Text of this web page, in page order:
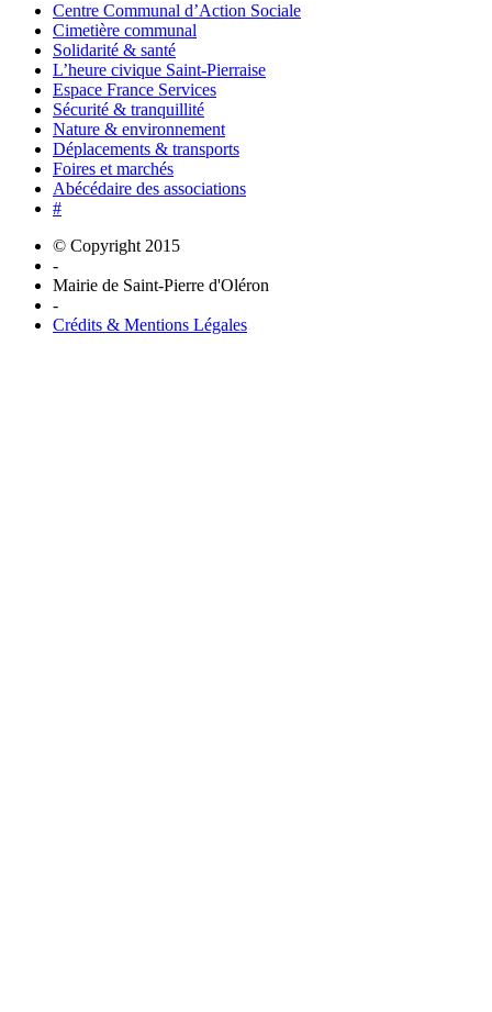
Centre Communal d’Action Sociale
Cimetière communal
Solidarité & santé
L’heure civique Saint-Pierraise
Espace France Services
Sécurité & tranquillité
Nature & environnement
Déplacements & transports
Foires et marchés
Abécédaire des associations
#
© Copyright 2015
-
Mairie de Saint-Pierre d'Oléron
-
Crédits & Mentions Légales